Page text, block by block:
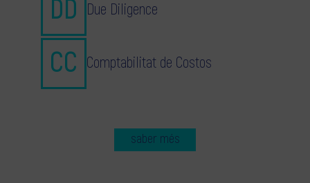
Due Diligence
Comptabilitat de Costos
saber més